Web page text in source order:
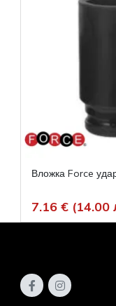
Вложка Force
7.16 € (14.00